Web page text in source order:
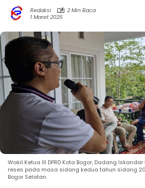
Redaksi
2 Min Baca
1 Maret 2025
Wakil Ketua III DPRD Kota Bogor, Dadang
reses pada masa sidang kedua tahun sidang
Bogor Selatan.